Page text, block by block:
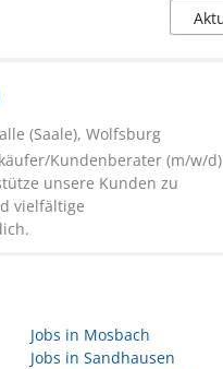
(Saale), Wolfsburg
Kundenberater (m/w/d)
unsere Kunden zu
vielfältige
Jobs in Mosbach
Jobs in Sandhausen